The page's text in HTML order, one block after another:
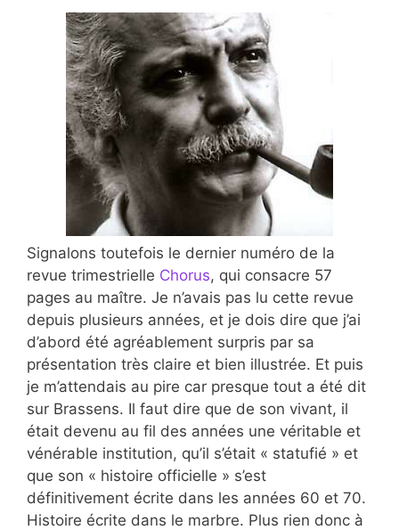
Signalons toutefois le dernier numéro de la
revue trimestrielle Chorus, qui consacre 57
pages au maître. Je n’avais pas lu cette revue
depuis plusieurs années, et je dois dire que j’ai
d’abord été agréablement surpris par sa
présentation très claire et bien illustrée. Et puis
je m’attendais au pire car presque tout a été dit
sur Brassens. Il faut dire que de son vivant, il
était devenu au fil des années une véritable et
vénérable institution, qu’il s’était « statufié » et
que son « histoire officielle » s’est
définitivement écrite dans les années 60 et 70.
Histoire écrite dans le marbre. Plus rien donc à